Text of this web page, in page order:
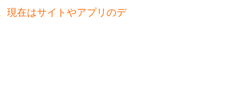
現在はサイトやアプリのデ